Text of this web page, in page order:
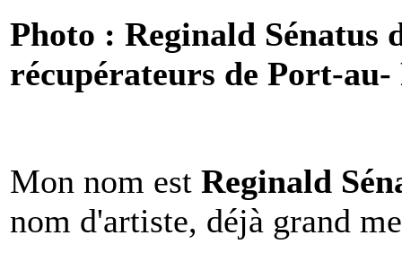
Photo : Reginald Sénatus
récupérateurs de Port-
Mon nom est Reginald
nom d'artiste, déjà grand